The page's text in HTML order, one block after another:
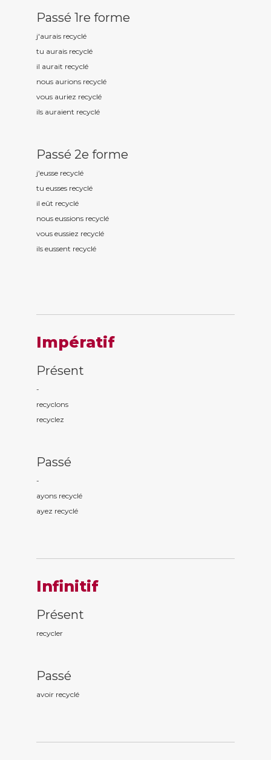
Passé 1re forme
j'aurais recyclé
tu aurais recyclé
il aurait recyclé
nous aurions recyclé
vous auriez recyclé
ils auraient recyclé
Passé 2e forme
j'eusse recyclé
tu eusses recyclé
il eût recyclé
nous eussions recyclé
vous eussiez recyclé
ils eussent recyclé
Impératif
Présent
-
recyclons
recyclez
Passé
-
ayons recyclé
ayez recyclé
Infinitif
Présent
recycler
Passé
avoir recyclé